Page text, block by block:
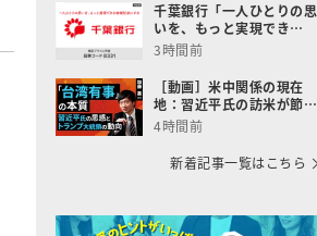
千葉銀行「一人ひとりの思
いを、もっと実現でき…
3時間前
［動画］米中関係の現在
地：習近平氏の訪米が節…
4時間前
新着記事一覧はこちら